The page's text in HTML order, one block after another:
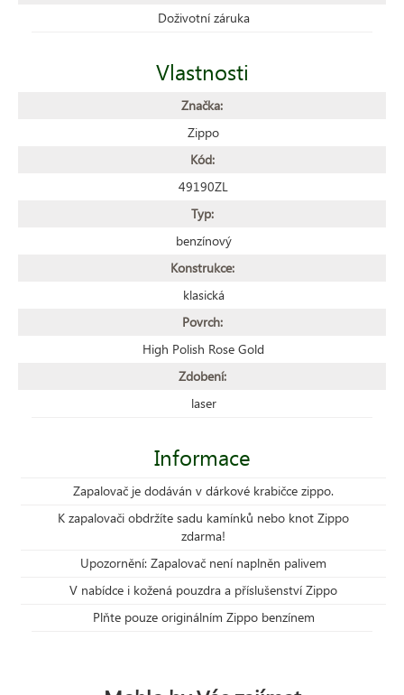
Doživotní záruka
Vlastnosti
Značka:
Zippo
Kód:
49190ZL
Typ:
benzínový
Konstrukce:
klasická
Povrch:
High Polish Rose Gold
Zdobení:
laser
Informace
Zapalovač je dodáván v dárkové krabičce zippo.
K zapalovači obdržíte sadu kamínků nebo knot Zippo
zdarma!
Upozornění: Zapalovač není naplněn palivem
V nabídce i kožená pouzdra a příslušenství Zippo
Plňte pouze originálním Zippo benzínem